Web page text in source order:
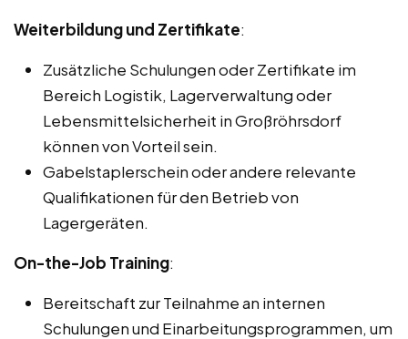
Weiterbildung und Zertifikate:
Zusätzliche Schulungen oder Zertifikate im
Bereich Logistik, Lagerverwaltung oder
Lebensmittelsicherheit in Großröhrsdorf
können von Vorteil sein.
Gabelstaplerschein oder andere relevante
Qualifikationen für den Betrieb von
Lagergeräten.
On-the-Job Training:
Bereitschaft zur Teilnahme an internen
Schulungen und Einarbeitungsprogrammen, um